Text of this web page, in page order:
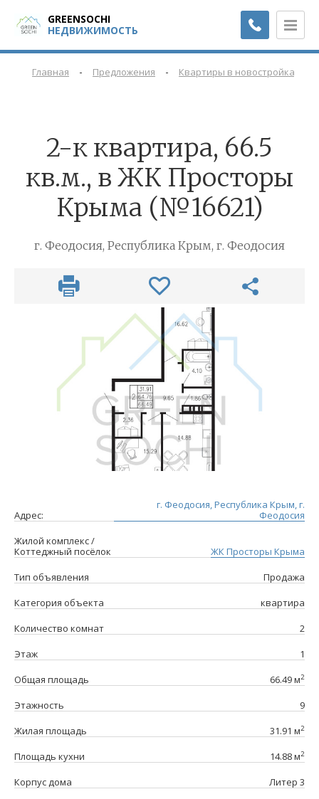
GREENSOCHI
НЕДВИЖИМОСТЬ
Главная - Предложения - Квартиры в новостройках
2-к квартира, 66.5
кв.м., в ЖК Просторы
Крыма (№16621)
г. Феодосия, Республика Крым, г. Феодосия
Адрес:
г. Феодосия, Республика Крым, г.
Феодосия
Жилой комплекс /
Коттеджный посёлок
ЖК Просторы Крыма
Тип объявления
Продажа
Категория объекта
квартира
Количество комнат
2
Этаж
1
Общая площадь
66.49 м2
Этажность
9
Жилая площадь
31.91 м2
Площадь кухни 14.88 м2
Корпус дома
Литер 3